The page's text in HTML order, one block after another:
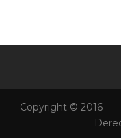
Copyright © 2016